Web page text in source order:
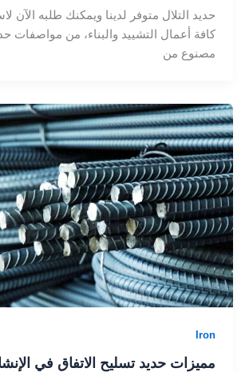
حديد التلال متوفر لدينا ويمكنك طلبه الآن
كافة أعمال التشييد والبناء، من مواصفات
مصنوع من
Iron
مميزات حديد تسليح الاتفاق في